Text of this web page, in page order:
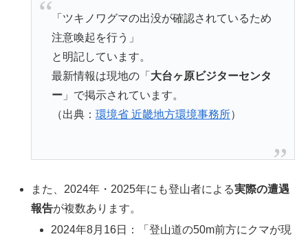
「ツキノワグマの出没が確認されているため
注意喚起を行う」
と明記しています。
最新情報は現地の「 大台ヶ原ビジターセンタ
ー」で掲示されています。
（出典： 環境省 近畿地方環境事務所）
また、2024年・2025年にも登山者による実際の遭遇
報告が複数あります。
2024年8月16日：「登山道の50m前方にクマが現